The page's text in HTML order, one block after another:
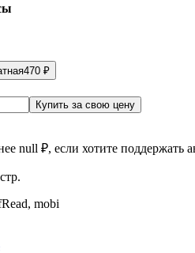
470 ₽
Купить за свою цену
null ₽, если хотите поддержать
mobi